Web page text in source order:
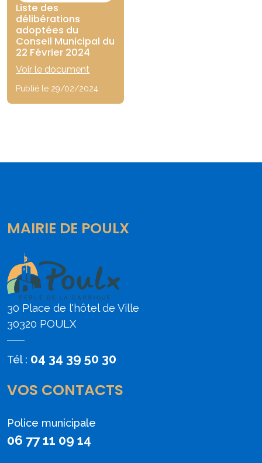
Liste des
délibérations
adoptées du
Conseil Municipal du
22 Février 2024
Voir le document
Publié le 29/02/2024
MAIRIE DE POULX
30 Place de l'hôtel de Ville
30320 POULX
Tél : 04 34 39 50 30
VOS CONTACTS
Police municipale
06 77 11 09 14